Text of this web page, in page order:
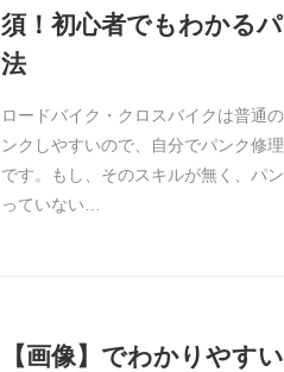
須！初心者でもわかる
法
ロードバイク・クロスバイクは普通
ンクしやすいので、自分でパンク修
です。もし、そのスキルが無く、パ
っていない…
【画像】でわかりやす